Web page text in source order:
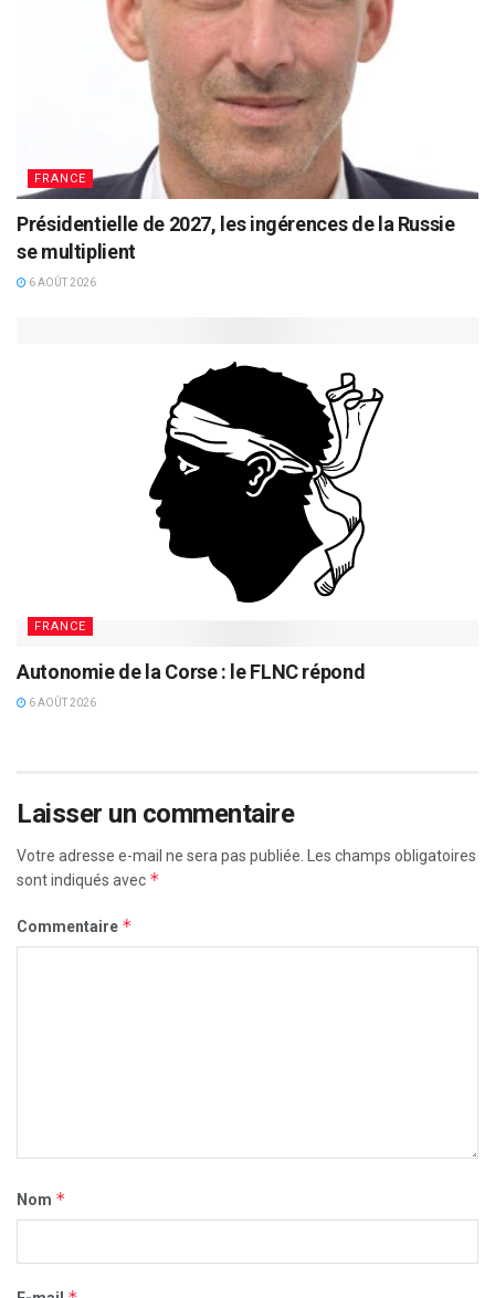
FRANCE
Présidentielle de 2027, les ingérences de la Russie
se multiplient
6 AOÛT 2026
FRANCE
Autonomie de la Corse : le FLNC répond
6 AOÛT 2026
Laisser un commentaire
Votre adresse e-mail ne sera pas publiée. Les champs obligatoires
sont indiqués avec *
Commentaire *
Nom *